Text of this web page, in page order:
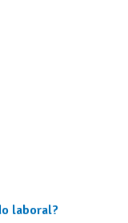
laboral?